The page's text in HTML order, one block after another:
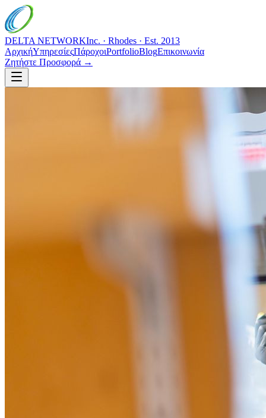
DELTA NETWORKInc. · Rhodes · Est. 2013
ΑρχικήΥπηρεσίεςΠάροχοιPortfolioBlogΕπικοινωνία
Ζητήστε Προσφορά →